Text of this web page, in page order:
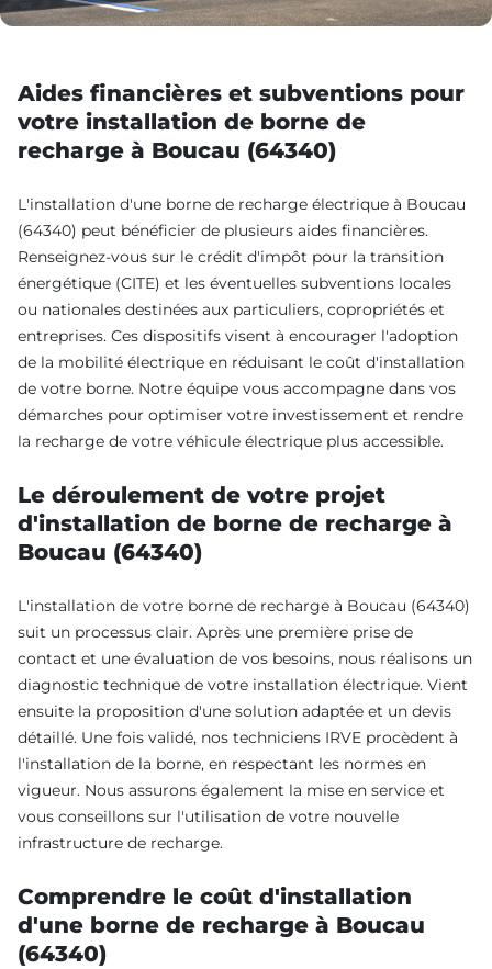
Aides financières et subventions pour
votre installation de borne de
recharge à Boucau (64340)
L'installation d'une borne de recharge électrique à Boucau
(64340) peut bénéficier de plusieurs aides financières.
Renseignez-vous sur le crédit d'impôt pour la transition
énergétique (CITE) et les éventuelles subventions locales
ou nationales destinées aux particuliers, copropriétés et
entreprises. Ces dispositifs visent à encourager l'adoption
de la mobilité électrique en réduisant le coût d'installation
de votre borne. Notre équipe vous accompagne dans vos
démarches pour optimiser votre investissement et rendre
la recharge de votre véhicule électrique plus accessible.
Le déroulement de votre projet
d'installation de borne de recharge à
Boucau (64340)
L'installation de votre borne de recharge à Boucau (64340)
suit un processus clair. Après une première prise de
contact et une évaluation de vos besoins, nous réalisons un
diagnostic technique de votre installation électrique. Vient
ensuite la proposition d'une solution adaptée et un devis
détaillé. Une fois validé, nos techniciens IRVE procèdent à
l'installation de la borne, en respectant les normes en
vigueur. Nous assurons également la mise en service et
vous conseillons sur l'utilisation de votre nouvelle
infrastructure de recharge.
Comprendre le coût d'installation
d'une borne de recharge à Boucau
(64340)